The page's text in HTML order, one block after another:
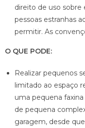
direito de uso sobre
pessoas estranhas
permitir. As
O QUE PODE:
Realizar pequenos
limitado ao espaço
uma pequena
de pequena
garagem, desde